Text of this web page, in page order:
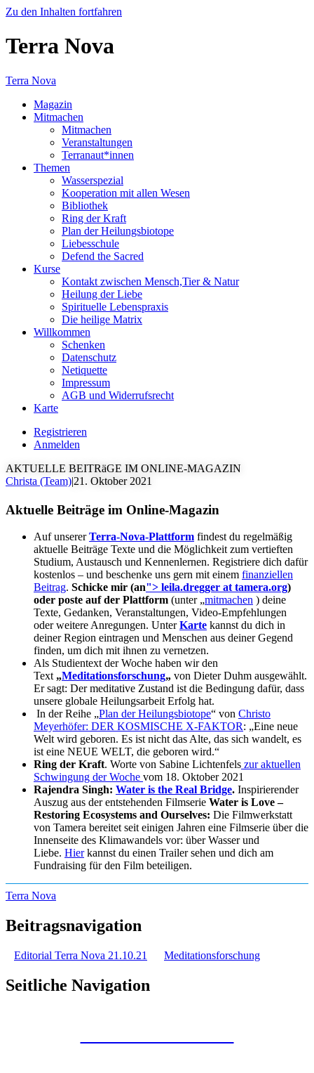
Zu den Inhalten fortfahren
Terra Nova
Terra Nova
Magazin
Mitmachen
Mitmachen
Veranstaltungen
Terranaut*innen
Themen
Wasserspezial
Kooperation mit allen Wesen
Bibliothek
Ring der Kraft
Plan der Heilungsbiotope
Liebesschule
Defend the Sacred
Kurse
Kontakt zwischen Mensch,Tier & Natur
Heilung der Liebe
Spirituelle Lebenspraxis
Die heilige Matrix
Willkommen
Schenken
Datenschutz
Netiquette
Impressum
AGB und Widerrufsrecht
Karte
Registrieren
Anmelden
AKTUELLE BEITRäGE IM ONLINE-MAGAZIN
Christa (Team)|21. Oktober 2021
Aktuelle Beiträge im Online-Magazin
Auf unsererTerra-Nova-Plattform findest du regelmäßig
aktuelle Beiträge Texte und die Möglichkeit zum vertieften
Studium, Austausch und Kennenlernen. Registriere dich dafür
kostenlos – und beschenke uns gern mit einem finanziellen
Beitrag. Schicke mir (an"> leila.dregger at tamera.org)
oder poste auf der Plattform (unter „mitmachen ) deine
Texte, Gedanken, Veranstaltungen, Video-Empfehlungen
oder weitere Anregungen. UnterKarte kannst du dich in
deiner Region eintragen und Menschen aus deiner Gegend
finden, um dich mit ihnen zu vernetzen.
Als Studientext der Woche haben wir den
Text „Meditationsforschung„ von Dieter Duhm ausgewählt.
Er sagt: Der meditative Zustand ist die Bedingung dafür, dass
unsere globale Heilungsarbeit Erfolg hat.
In der Reihe „Plan der Heilungsbiotope“ von Christo
Meyerhöfer: DER KOSMISCHE X-FAKTOR: „Eine neue
Welt wird geboren. Es ist nicht das Alte, das sich wandelt, es
ist eine NEUE WELT, die geboren wird.“
Ring der Kraft. Worte von Sabine Lichtenfels zur aktuellen
Schwingung der Woche vom 18. Oktober 2021
Rajendra Singh: Water is the Real Bridge. Inspirierender
Auszug aus der entstehenden Filmserie Water is Love –
Restoring Ecosystems and Ourselves: Die Filmwerkstatt
von Tamera bereitet seit einigen Jahren eine Filmserie über die
Innenseite des Klimawandels vor: über Wasser und
Liebe. Hierkannst du einen Trailer sehen und dich am
Fundraising für den Film beteiligen.
Terra Nova
Beitragsnavigation
Editorial Terra Nova 21.10.21 Meditationsforschung
Seitliche Navigation